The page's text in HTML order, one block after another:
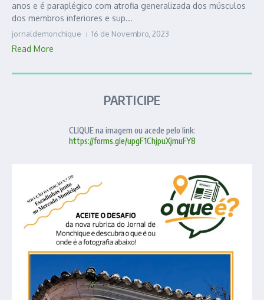
anos e é paraplégico com atrofia generalizada dos músculos
dos membros inferiores e sup...
jornaldemonchique 16 de Novembro, 2023
Read More
PARTICIPE
CLIQUE na imagem ou acede pelo link:
https://forms.gle/upgF1ChjpuXjmuFY8